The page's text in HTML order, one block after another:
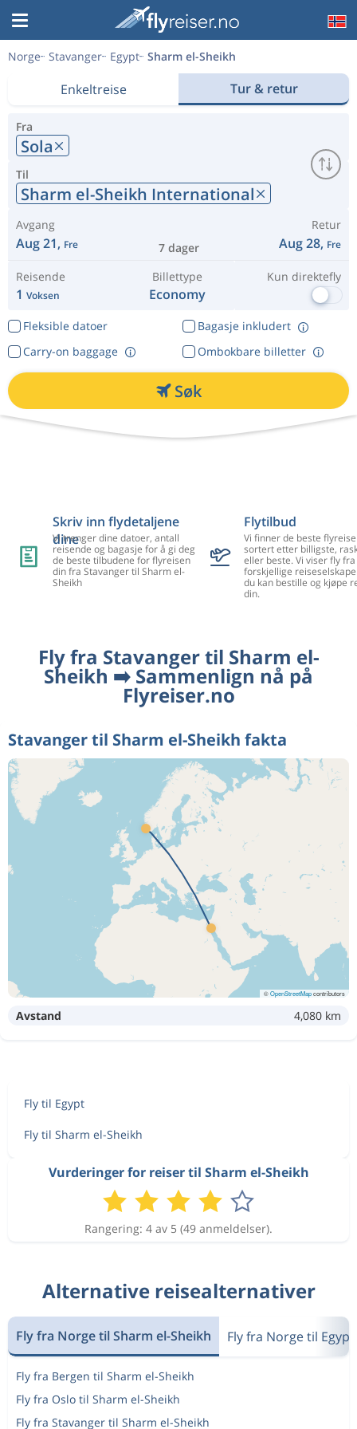
Norge Stavanger Egypt Sharm el-Sheikh
Enkeltreise Tur & retur
Fra
Sola
Til
Sharm el-Sheikh International
Avgang
Aug 21, Fre 7 dager
Retur
Aug 28, Fre
Reisende
1 Voksen
Billettype
Economy
Kun direktefly
Fleksible datoer
Bagasje inkludert
Ombokbare billetter
Carry-on baggage
Søk
Skriv inn flydetaljene
dine
Vi trenger dine datoer, antall
reisende og bagasje for å gi deg
de beste tilbudene for flyreisen
din fra Stavanger til Sharm el-
Sheikh
Flytilbud
Vi finner de beste
sortert etter billigste,
eller beste. Vi viser fly
forskjellige
du kan bestille og kjøpe
din.
Fly fra Stavanger til Sharm el-
Sheikh ➡️ Sammenlign nå på
Flyreiser.no
Stavanger til Sharm el-Sheikh fakta
©OpenStreetMapcontributors
Avstand 4,080 km
Fly til Egypt
Fly til Sharm el-Sheikh
Vurderinger for reiser til Sharm el-Sheikh
Rangering: 4 av 5 (49 anmeldelser).
Alternative reisealternativer
Fly fra Norge til Sharm el-Sheikh Fly fra Norge til Egypt
Fly fra Bergen til Sharm el-Sheikh
Fly fra Oslo til Sharm el-Sheikh
Fly fra Stavanger til Sharm el-Sheikh